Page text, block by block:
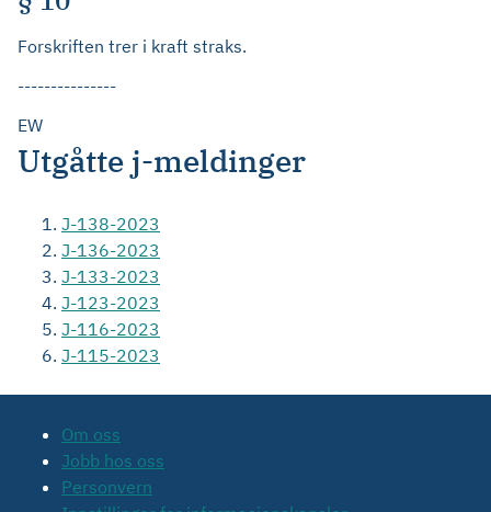
Forskriften trer i kraft straks.
---------------
EW
Utgåtte j-meldinger
J-138-2023
J-136-2023
J-133-2023
J-123-2023
J-116-2023
J-115-2023
Om oss
Jobb hos oss
Personvern